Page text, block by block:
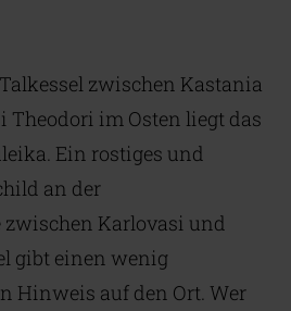
zwischen Kastania
Theodori im Osten liegt das
Ein rostiges und
an der
Karlovasi und
gibt einen wenig
Hinweis auf den Ort. Wer